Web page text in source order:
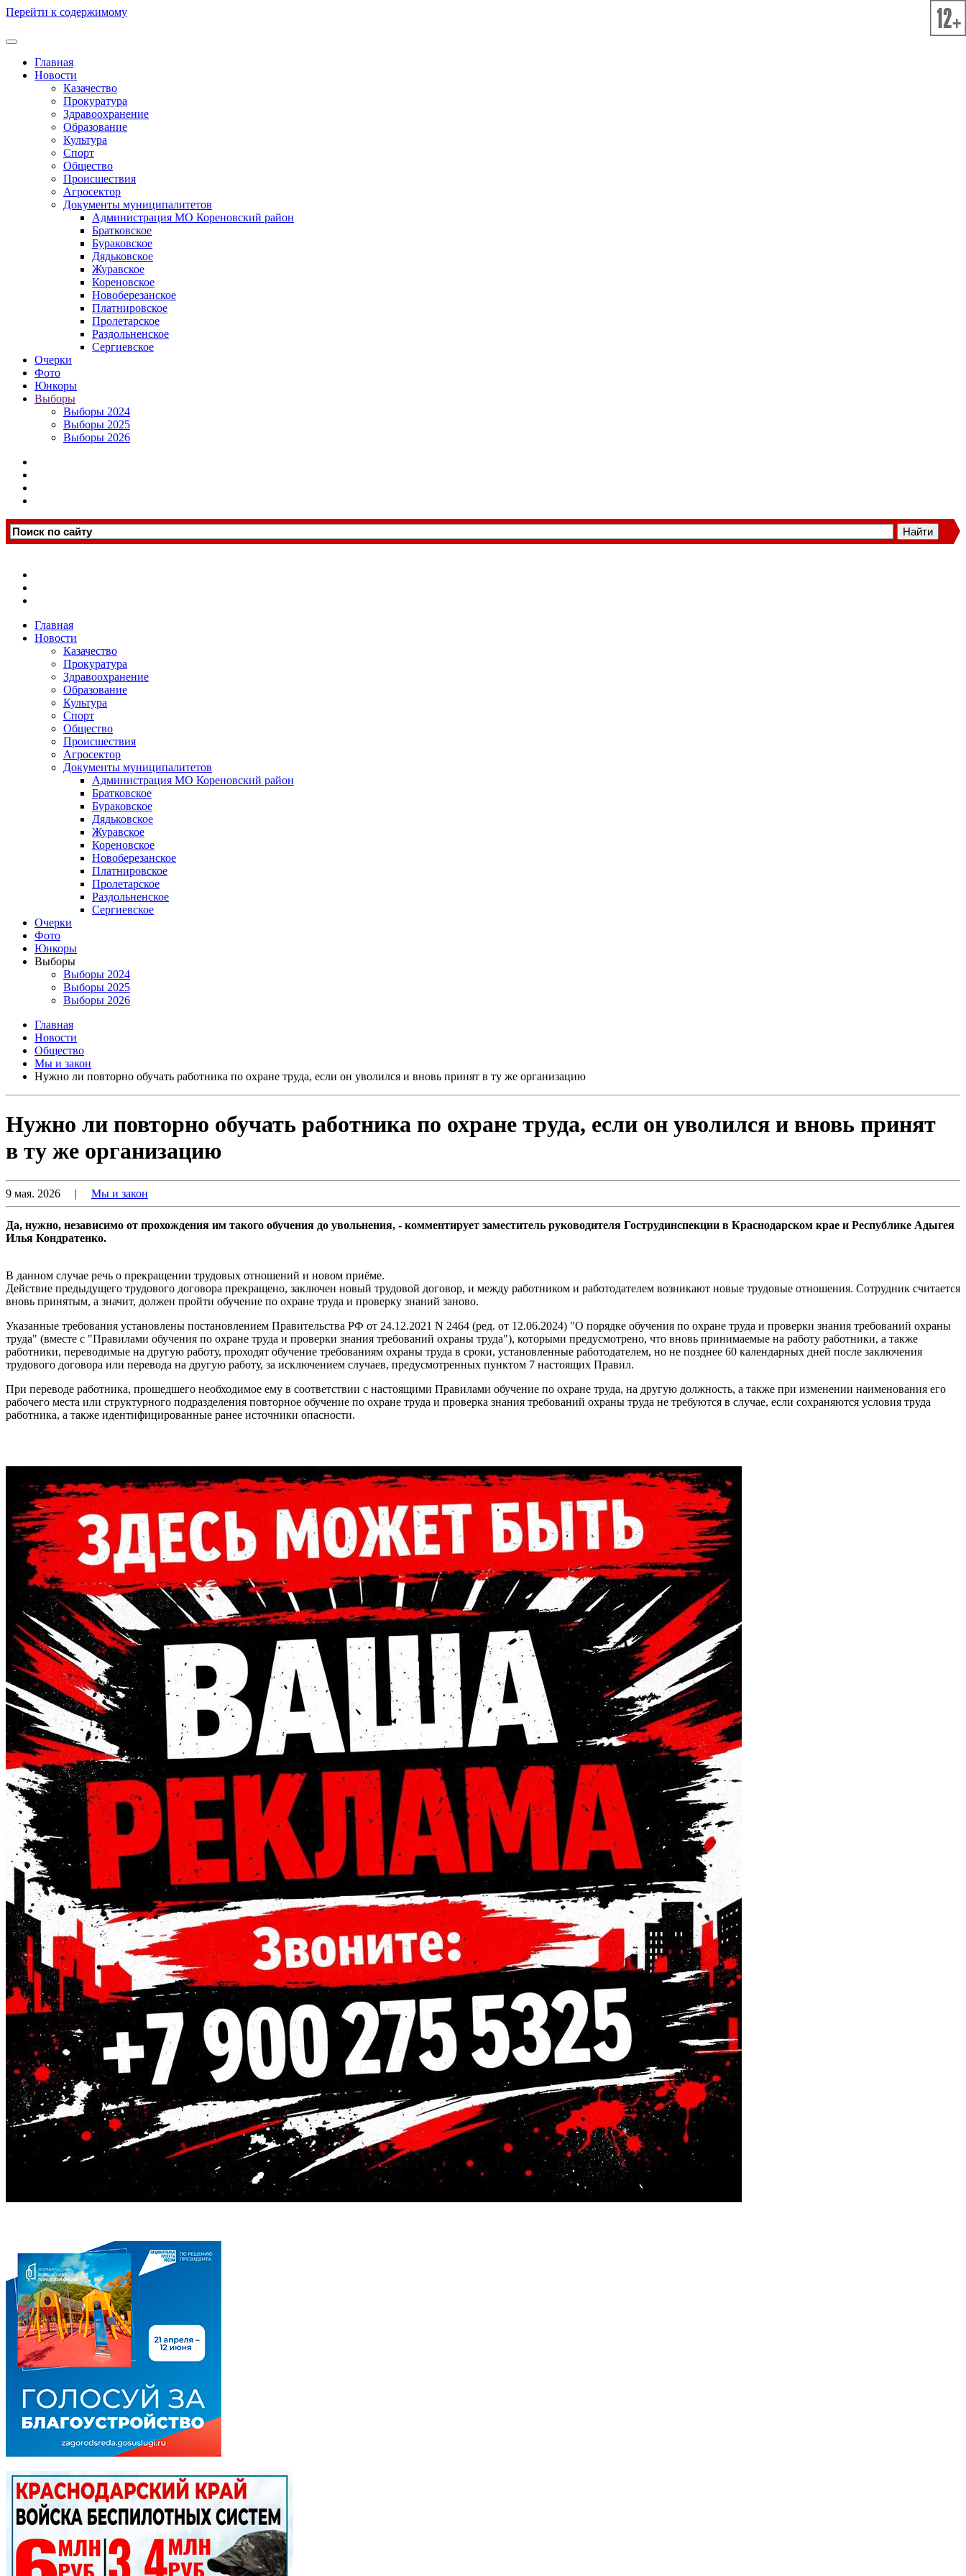
Перейти к содержимому
Главная
Новости
Казачество
Прокуратура
Здравоохранение
Образование
Культура
Спорт
Общество
Происшествия
Агросектор
Документы муниципалитетов
Администрация МО Кореновский район
Братковское
Бураковское
Дядьковское
Журавское
Кореновское
Новоберезанское
Платнировское
Пролетарское
Раздольненское
Сергиевское
Очерки
Фото
Юнкоры
Выборы
Выборы 2024
Выборы 2025
Выборы 2026
Главная
Новости
Казачество
Прокуратура
Здравоохранение
Образование
Культура
Спорт
Общество
Происшествия
Агросектор
Документы муниципалитетов
Администрация МО Кореновский район
Братковское
Бураковское
Дядьковское
Журавское
Кореновское
Новоберезанское
Платнировское
Пролетарское
Раздольненское
Сергиевское
Очерки
Фото
Юнкоры
Выборы
Выборы 2024
Выборы 2025
Выборы 2026
Главная
Новости
Общество
Мы и закон
Нужно ли повторно обучать работника по охране труда, если он уволился и вновь принят в ту же организацию
Нужно ли повторно обучать работника по охране труда, если он уволился и вновь принят
в ту же организацию
9 мая. 2026 | Мы и закон
Да, нужно, независимо от прохождения им такого обучения до увольнения, - комментирует заместитель руководителя Гострудинспекции в Краснодарском крае и Республике Адыгея
Илья Кондратенко.
В данном случае речь о прекращении трудовых отношений и новом приёме.
Действие предыдущего трудового договора прекращено, заключен новый трудовой договор, и между работником и работодателем возникают новые трудовые отношения. Сотрудник считается
вновь принятым, а значит, должен пройти обучение по охране труда и проверку знаний заново.
Указанные требования установлены постановлением Правительства РФ от 24.12.2021 N 2464 (ред. от 12.06.2024) "О порядке обучения по охране труда и проверки знания требований охраны
труда" (вместе с "Правилами обучения по охране труда и проверки знания требований охраны труда"), которыми предусмотрено, что вновь принимаемые на работу работники, а также
работники, переводимые на другую работу, проходят обучение требованиям охраны труда в сроки, установленные работодателем, но не позднее 60 календарных дней после заключения
трудового договора или перевода на другую работу, за исключением случаев, предусмотренных пунктом 7 настоящих Правил.
При переводе работника, прошедшего необходимое ему в соответствии с настоящими Правилами обучение по охране труда, на другую должность, а также при изменении наименования его
рабочего места или структурного подразделения повторное обучение по охране труда и проверка знания требований охраны труда не требуются в случае, если сохраняются условия труда
работника, а также идентифицированные ранее источники опасности.